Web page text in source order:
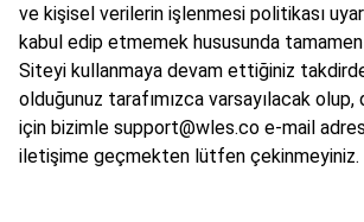
ve kişisel verilerin işlenmesi politikası
kabul edip etmemek hususunda
Siteyi kullanmaya devam ettiğiniz
olduğunuz tarafımızca varsayılacak olup,
için bizimle support@wles.co e-mail
iletişime geçmekten lütfen çekinmeyiniz.